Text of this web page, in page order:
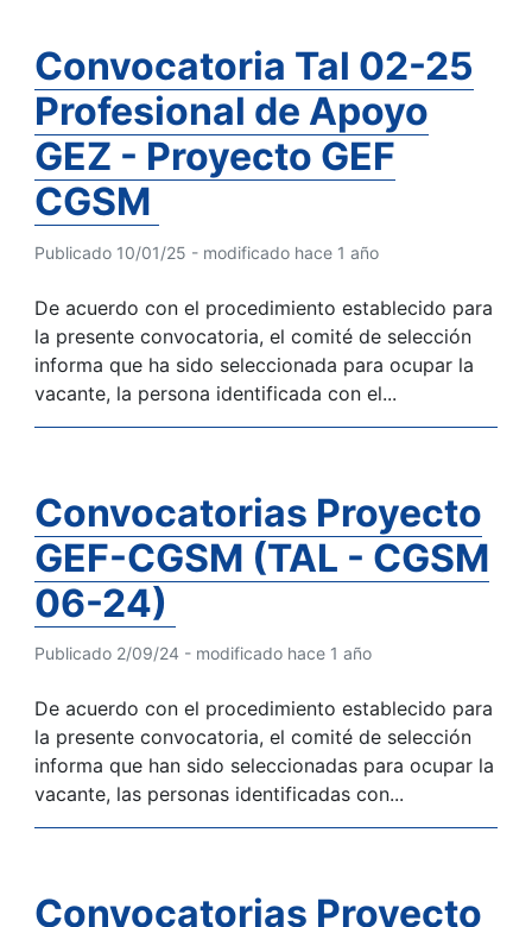
Convocatoria Tal 02-25
Profesional de Apoyo
GEZ - Proyecto GEF
CGSM
Publicado 10/01/25 - modificado hace 1 año
De acuerdo con el procedimiento establecido para
la presente convocatoria, el comité de selección
informa que ha sido seleccionada para ocupar la
vacante, la persona identificada con el...
Convocatorias Proyecto
GEF-CGSM (TAL - CGSM
06-24)
Publicado 2/09/24 - modificado hace 1 año
De acuerdo con el procedimiento establecido para
la presente convocatoria, el comité de selección
informa que han sido seleccionadas para ocupar la
vacante, las personas identificadas con...
Convocatorias Proyecto